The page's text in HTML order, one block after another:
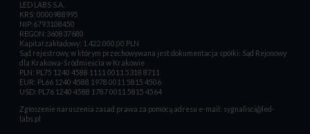
LED LABS S.A.
KRS: 0000988995
NIP:6793108450
REGON:360837680
Kapitał zakładowy: 1.422.000,00 PLN
Sąd rejestrowy, w którym przechowywana jest dokumentacja spółki: Sąd Rejonowy
dla Krakowa-Śródmieścia w Krakowie
PLN: PL75 1240 4588 1111 0011 5318 8711
EUR: PL66 1240 4588 1978 0011 5815 4506
USD: PL76 1240 4588 1787 0011 5815 4564
Zgłoszenie naruszenia zasad prawa za pomocą adresu e-mail: sygnalisci@led-
labs.pl